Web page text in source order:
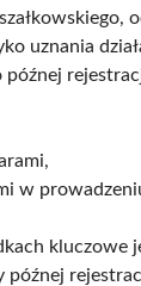
uznania
w
kluczowe
późnej